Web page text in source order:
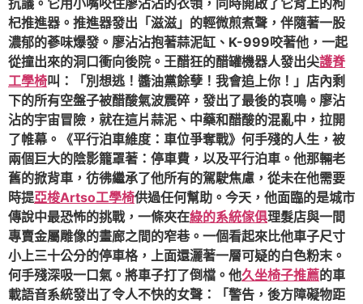
杞推進器。推進器發出「滋滋」的輕微煎煮聲，伴隨著一股
濃郁的蔘味爆發。廖沾沾抱著蒜泥缸、K-999咬著他，一起
從撞出來的洞口衝向後院。王醋狂的醋罐機器人發出尖護脊
工學椅叫：「別想逃！醬油黨餘孽！我會追上你！」店內剩
下的所有空盤子被醋酸氣波震碎，發出了最後的哀鳴。廖沾
沾的宇宙冒險，就在這片蒜泥、中藥和醋酸的混亂中，拉開
了帷幕。《平行泊車維度：車位爭奪戰》何手殘的人生，被
兩個巨大的陰影籠罩著：停車費，以及平行泊車。他那輛老
舊的掀背車，彷彿繼承了他所有的駕駛焦慮，從未在他需要
時提亞梭Artso工學椅供過任何幫助。今天，他面臨的是城市
傳說中最恐怖的挑戰，一條夾在綠的系統傢俱理髮店與一間
專賣金屬雕像的畫廊之間的窄巷。一個看起來比他車子尺寸
小上三十公分的停車格，上面還灑著一層可疑的白色粉末。
何手殘深吸一口氣。將車子打了倒檔。他久坐椅子推薦的車
載語音系統發出了令人不快的女聲：「警告，後方障礙物距